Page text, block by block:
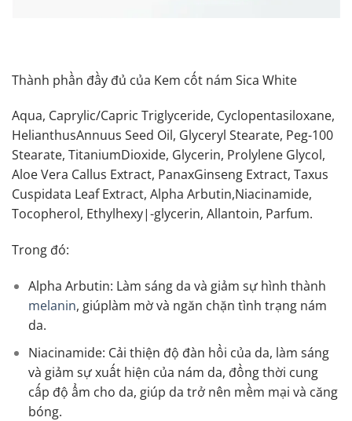
Thành phần đầy đủ của Kem cốt nám Sica White
Aqua, Caprylic/Capric Triglyceride, Cyclopentasiloxane,
HelianthusAnnuus Seed Oil, Glyceryl Stearate, Peg-100
Stearate, TitaniumDioxide, Glycerin, Prolylene Glycol,
Aloe Vera Callus Extract, PanaxGinseng Extract, Taxus
Cuspidata Leaf Extract, Alpha Arbutin,Niacinamide,
Tocopherol, Ethylhexy|-glycerin, Allantoin, Parfum.
Trong đó:
Alpha Arbutin: Làm sáng da và giảm sự hình thành
melanin, giúplàm mờ và ngăn chặn tình trạng nám
da.
Niacinamide: Cải thiện độ đàn hồi của da, làm sáng
và giảm sự xuất hiện của nám da, đồng thời cung
cấp độ ẩm cho da, giúp da trở nên mềm mại và căng
bóng.